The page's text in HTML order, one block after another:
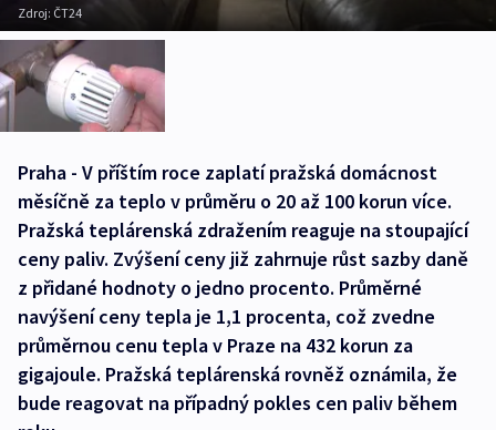
Zdroj: ČT24
Praha - V příštím roce zaplatí pražská domácnost
měsíčně za teplo v průměru o 20 až 100 korun více.
Pražská teplárenská zdražením reaguje na stoupající
ceny paliv. Zvýšení ceny již zahrnuje růst sazby daně
z přidané hodnoty o jedno procento. Průměrné
navýšení ceny tepla je 1,1 procenta, což zvedne
průměrnou cenu tepla v Praze na 432 korun za
gigajoule. Pražská teplárenská rovněž oznámila, že
bude reagovat na případný pokles cen paliv během